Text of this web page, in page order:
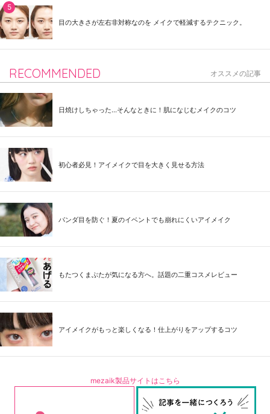
目の大きさが左右非対称なのを メイクで軽減するテクニック。
RECOMMENDED オススメの記事
日焼けしちゃった...そんなときに！肌になじむメイクのコツ
初心者必見！アイメイクで目を大きく見せる方法
パンダ目を防ぐ！夏のイベントでも崩れにくいアイメイク
もたつくまぶたが気になる方へ。話題の二重コスメレビュー
アイメイクがもっと楽しくなる！仕上がりをアップするコツ
mezaik製品サイトはこちら